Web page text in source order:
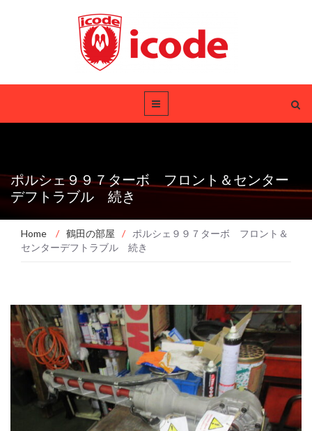
ポルシェ９９７ターボ フロント＆センター
デフトラブル 続き
Home / 鶴田の部屋 /
ポルシェ９９７ターボ フロント＆
センターデフトラブル 続き